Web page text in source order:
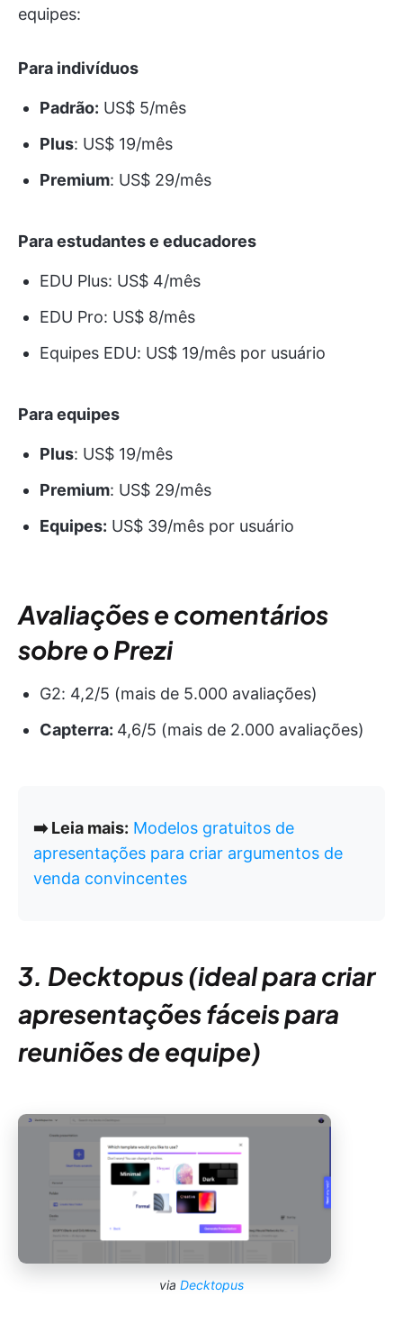
equipes:
Para indivíduos
Padrão: US$ 5/mês
Plus: US$ 19/mês
Premium: US$ 29/mês
Para estudantes e educadores
EDU Plus: US$ 4/mês
EDU Pro: US$ 8/mês
Equipes EDU: US$ 19/mês por usuário
Para equipes
Plus: US$ 19/mês
Premium: US$ 29/mês
Equipes: US$ 39/mês por usuário
Avaliações e comentários
sobre o Prezi
G2: 4,2/5 (mais de 5.000 avaliações)
Capterra: 4,6/5 (mais de 2.000 avaliações)
➡️ Leia mais: Modelos gratuitos de
apresentações para criar argumentos de
venda convincentes
3. Decktopus (ideal para criar
apresentações fáceis para
reuniões de equipe)
via Decktopus